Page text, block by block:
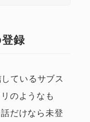
録
ているサブス
のようなも
だけなら未登